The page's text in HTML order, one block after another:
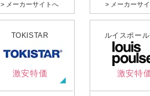
> メーカーサイトへ > メーカーサ
TOKISTAR
激安特価
ルイスポー
激安特